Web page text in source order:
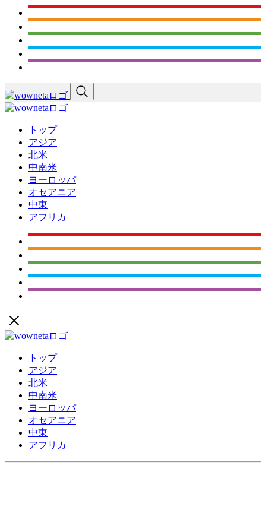
トップ
アジア
北米
中南米
ヨーロッパ
オセアニア
中東
アフリカ
トップ
アジア
北米
中南米
ヨーロッパ
オセアニア
中東
アフリカ